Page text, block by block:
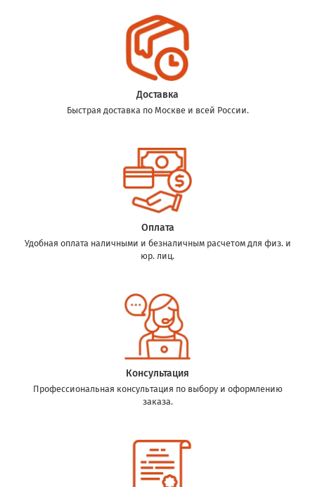
Доставка
Быстрая доставка по Москве и всей России.
Оплата
Удобная оплата наличными и безналичным расчетом для физ. и
юр. лиц.
Консультация
Профессиональная консультация по выбору и оформлению
заказа.